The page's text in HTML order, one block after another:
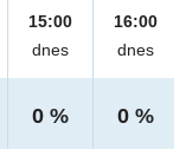
15:00
dnes
0 %
16:00
dnes
0 %